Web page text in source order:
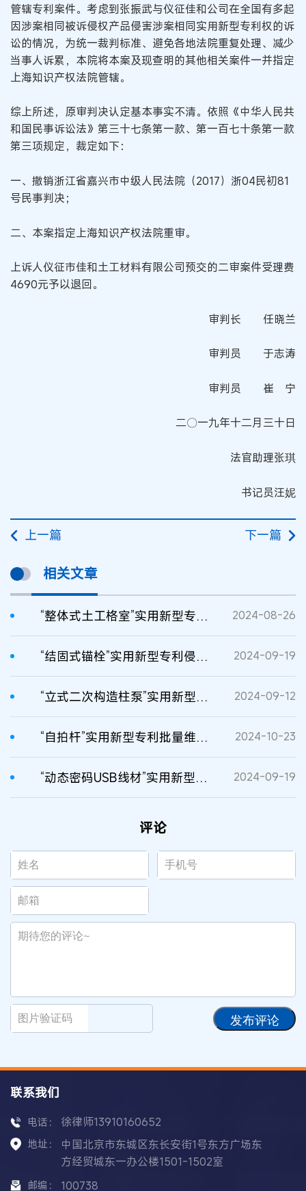
管辖专利案件。考虑到张振武与仪征佳和公司在全国有多起
因涉案相同被诉侵权产品侵害涉案相同实用新型专利权的诉
讼的情况，为统一裁判标准、避免各地法院重复处理、减少
当事人诉累，本院将本案及现查明的其他相关案件一并指定
上海知识产权法院管辖。
综上所述，原审判决认定基本事实不清。依照《中华人民共
和国民事诉讼法》第三十七条第一款、第一百七十条第一款
第三项规定，裁定如下：
一、撤销浙江省嘉兴市中级人民法院（2017）浙04民初81
号民事判决；
二、本案指定上海知识产权法院重审。
上诉人仪征市佳和土工材料有限公司预交的二审案件受理费
4690元予以退回。
审判长 任晓兰
审判员 于志涛
审判员 崔 宁
二〇一九年十二月三十日
法官助理张琪
书记员汪妮
上一篇 下一篇
相关文章
“整体式土工格室”实用新型专利侵权系列案 2024-08-26
“结固式锚栓”实用新型专利侵权案二审判决书 2024-09-19
“立式二次构造柱泵”实用新型专利侵权案二审判决书 2024-09-12
“自拍杆”实用新型专利批量维权案民事二审判决书 2024-10-23
“动态密码USB线材”实用新型专利侵权案二审裁定书 2024-09-19
评论
发布评论
联系我们
电话： 徐律师13910160652
地址：
中国北京市东城区东长安街1号东方广场东
方经贸城东一办公楼1501-1502室
邮编： 100738